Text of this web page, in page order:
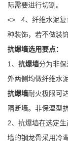
际需要进行切割。
<> 4、纤维水泥复
种装饰，若不做装
抗爆墙选用要点：
1、 抗爆墙分为非
外两侧均做纤维水
抗爆墙耐火极限可
隔断墙。非保温型
2、抗爆墙在选定
墙的钢龙骨采用冷